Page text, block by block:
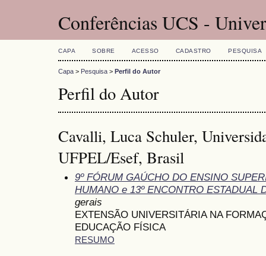
Conferências UCS -
CAPA SOBRE ACESSO CADASTRO PESQUISA
Capa > Pesquisa > Perfil do Autor
Perfil do Autor
Cavalli, Luca Schuler,
UFPEL/Esef, Brasil
9º FÓRUM GAÚCHO DO ENSINO
HUMANO e 13º ENCONTRO ESTADUAL
gerais
EXTENSÃO UNIVERSITÁRIA NA
EDUCAÇÃO FÍSICA
RESUMO